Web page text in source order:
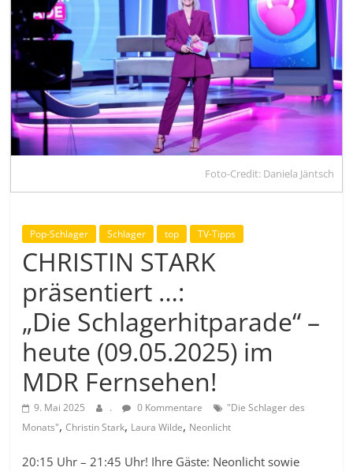
Foto-Credit: Daniela Jäntsch
Pop-Schlager Schlager top TV-Tipps
CHRISTIN STARK
präsentiert …:
„Die Schlagerhitparade“ –
heute (09.05.2025) im
MDR Fernsehen!
9. Mai 2025 . 0 Kommentare
"Die Schlager des
Monats",Christin Stark, Laura Wilde, Neonlicht
20:15 Uhr – 21:45 Uhr! Ihre Gäste: Neonlicht sowie